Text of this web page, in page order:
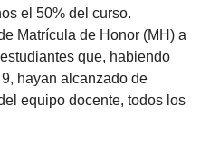
el 50% del curso.
Matrícula de Honor (MH) a
que, habiendo
hayan alcanzado de
equipo docente, todos los